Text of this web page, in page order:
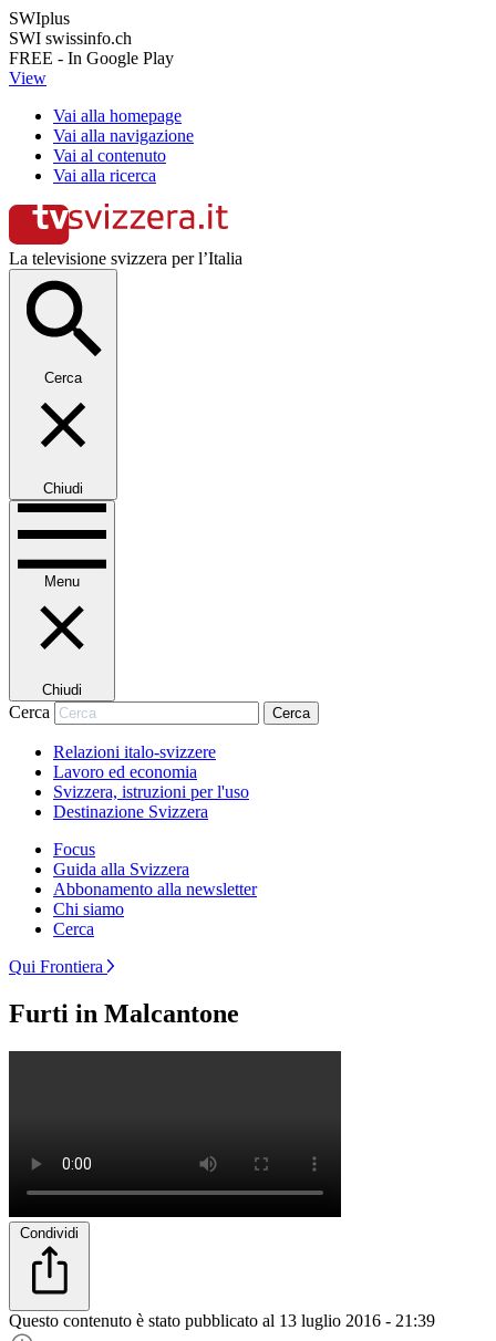
SWIplus
SWI swissinfo.ch
FREE - In Google Play
View
Vai alla homepage
Vai alla navigazione
Vai al contenuto
Vai alla ricerca
La televisione svizzera per l’Italia
Cerca
Chiudi
Menu
Chiudi
Cerca Cerca
Relazioni italo-svizzere
Lavoro ed economia
Svizzera, istruzioni per l'uso
Destinazione Svizzera
Focus
Guida alla Svizzera
Abbonamento alla newsletter
Chi siamo
Cerca
Qui Frontiera
Furti in Malcantone
Condividi
Questo contenuto è stato pubblicato al 13 luglio 2016 - 21:39